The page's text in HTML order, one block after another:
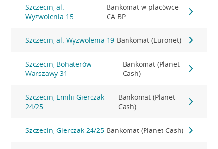
Szczecin, al.
Wyzwolenia 15
Bankomat w placówce
CA BP
Szczecin, al. Wyzwolenia 19 Bankomat (Euronet)
Szczecin, Bohaterów
Warszawy 31
Bankomat (Planet
Cash)
Szczecin, Emilii Gierczak
24/25
Bankomat (Planet
Cash)
Szczecin, Gierczak 24/25 Bankomat (Planet Cash)